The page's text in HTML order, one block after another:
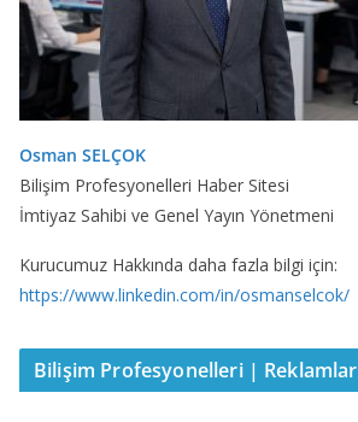
Osman SELÇOK
Bilişim Profesyonelleri Haber Sitesi
İmtiyaz Sahibi ve Genel Yayın Yönetmeni
Kurucumuz Hakkında daha fazla bilgi için:
https://www.linkedin.com/in/osmanselcok/
Bilişim Profesyonelleri | Reklamlar